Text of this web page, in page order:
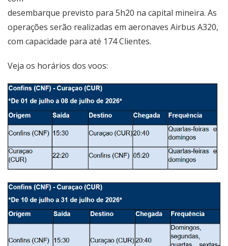
desembarque previsto para 5h20 na capital mineira. As
operações serão realizadas em aeronaves Airbus A320,
com capacidade para até 174 Clientes.
Veja os horários dos voos: